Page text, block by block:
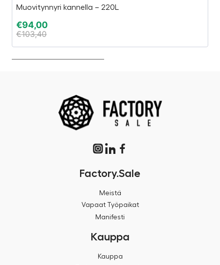
Muovitynnyri kannella – 220L
€94,00
€103,40
Factory.Sale
Meistä
Vapaat Työpaikat
Manifesti
Kauppa
Kauppa